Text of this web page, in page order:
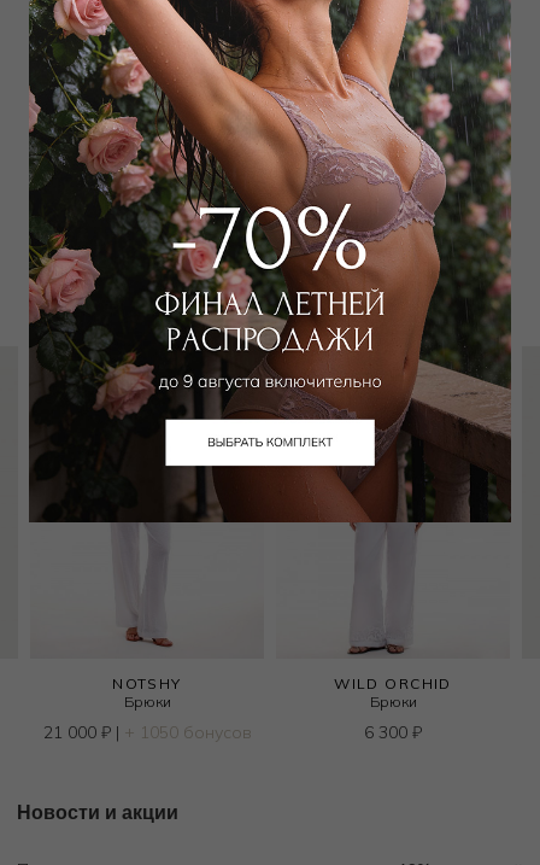
Добавить в избранное
Забронировать в магазине
Вам может подойти
NOTSHY
Брюки
21 000 ₽| + 1050 бонусов
WILD ORCHID
Брюки
6 300 ₽
Новости и акции